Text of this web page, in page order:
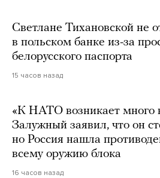
Светлане Тихановской не
в польском банке из-за
белорусского паспорта
15 часов назад
«К НАТО возникает много
Залужный заявил, что он
но Россия нашла
всему оружию блока
16 часов назад